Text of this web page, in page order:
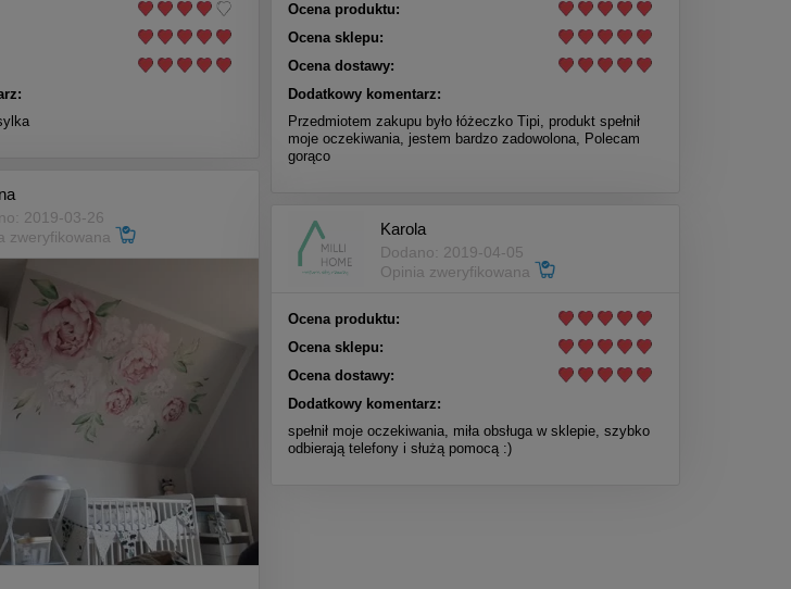
Ocena produktu:
Ocena sklepu:
Ocena dostawy:
Dodatkowy komentarz:
Przedmiotem zakupu było łóżeczko Tipi, produkt spełnił
moje oczekiwania, jestem bardzo zadowolona, Polecam
gorąco
2019-03-26
zweryfikowana
Karola
Dodano: 2019-04-05
Opinia zweryfikowana
Ocena produktu:
Ocena sklepu:
Ocena dostawy:
Dodatkowy komentarz:
spełnił moje oczekiwania, miła obsługa w sklepie, szybko
odbierają telefony i służą pomocą :)